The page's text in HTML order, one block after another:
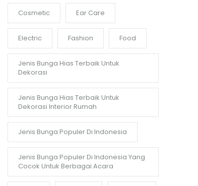
Cosmetic Ear Care
Electric Fashion Food
Jenis Bunga Hias Terbaik Untuk
Dekorasi
Jenis Bunga Hias Terbaik Untuk
Dekorasi Interior Rumah
Jenis Bunga Populer Di Indonesia
Jenis Bunga Populer Di Indonesia Yang
Cocok Untuk Berbagai Acara